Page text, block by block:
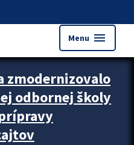
Menu menu
zmodernizovalo
odbornej školy